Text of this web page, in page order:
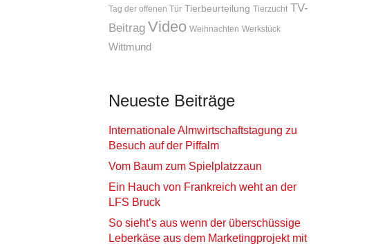
Tag der offenen Tür Tierbeurteilung Tierzucht TV-
Beitrag Video Weihnachten Werkstück
Wittmund
Neueste Beiträge
Internationale Almwirtschaftstagung zu
Besuch auf der Piffalm
Vom Baum zum Spielplatzzaun
Ein Hauch von Frankreich weht an der
LFS Bruck
So sieht’s aus wenn der überschüssige
Leberkäse aus dem Marketingprojekt mit